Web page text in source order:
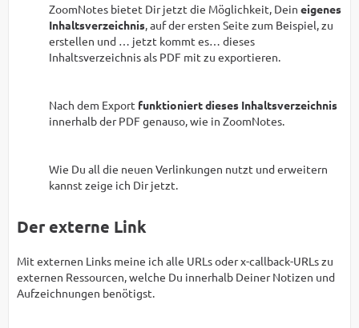
ZoomNotes bietet Dir jetzt die Möglichkeit, Dein eigenes
Inhaltsverzeichnis, auf der ersten Seite zum Beispiel, zu
erstellen und … jetzt kommt es… dieses
Inhaltsverzeichnis als PDF mit zu exportieren.
Nach dem Export funktioniert dieses Inhaltsverzeichnis
innerhalb der PDF genauso, wie in ZoomNotes.
Wie Du all die neuen Verlinkungen nutzt und erweitern
kannst zeige ich Dir jetzt.
Der externe Link
Mit externen Links meine ich alle URLs oder x-callback-URLs zu
externen Ressourcen, welche Du innerhalb Deiner Notizen und
Aufzeichnungen benötigst.